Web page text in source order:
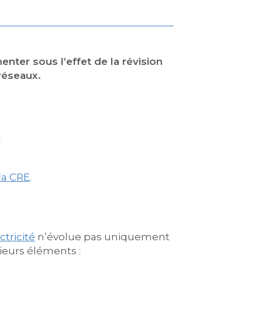
sous l’effet de la révision
la CRE.
n’évolue pas uniquement
éléments :